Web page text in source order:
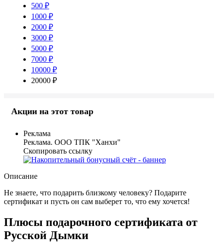
500 ₽
1000 ₽
2000 ₽
3000 ₽
5000 ₽
7000 ₽
10000 ₽
20000 ₽
Акции на этот товар
Реклама
Реклама. ООО ТПК "Ханхи"
Скопировать ссылку
Описание
Не знаете, что подарить близкому человеку? Подарите
сертификат и пусть он сам выберет то, что ему хочется!
Плюсы подарочного сертификата от
Русской Дымки